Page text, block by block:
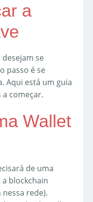
a
se
passo é se
Aqui está um guia
a começar.
Wallet
de uma
blockchain
rede).